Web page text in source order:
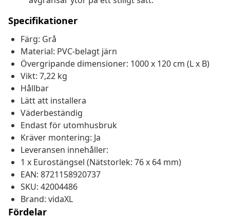
Specifikationer
Färg: Grå
Material: PVC-belagt järn
Övergripande dimensioner: 1000 x 120 cm (L x B)
Vikt: 7,22 kg
Hållbar
Lätt att installera
Väderbeständig
Endast för utomhusbruk
Kräver montering: Ja
Leveransen innehåller:
1 x Eurostängsel (Nätstorlek: 76 x 64 mm)
EAN: 8721158920737
SKU: 42004486
Brand: vidaXL
Fördelar